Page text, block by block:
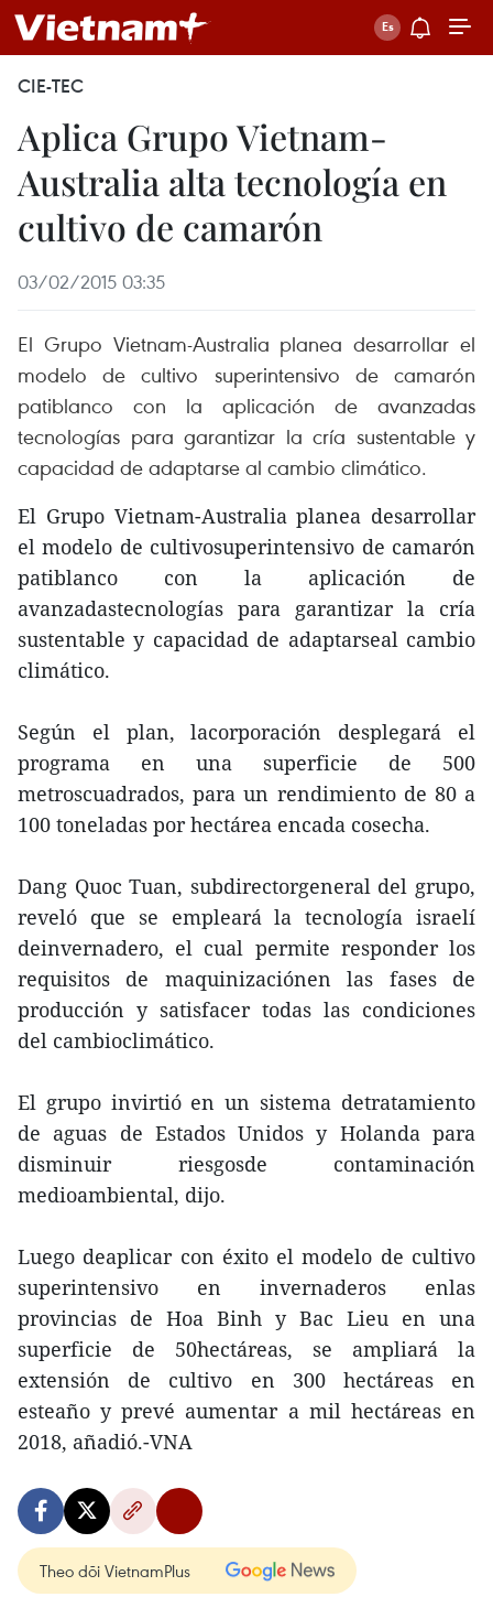
CIE-TEC
Aplica Grupo Vietnam-
Australia alta tecnología en
cultivo de camarón
03/02/2015 03:35
El Grupo Vietnam-Australia planea desarrollar el
modelo de cultivo superintensivo de camarón
patiblanco con la aplicación de avanzadas
tecnologías para garantizar la cría sustentable y
capacidad de adaptarse al cambio climático.
El Grupo Vietnam-Australia planea desarrollar
el modelo de cultivosuperintensivo de camarón
patiblanco con la aplicación de
avanzadastecnologías para garantizar la cría
sustentable y capacidad de adaptarseal cambio
climático.
Según el plan, lacorporación desplegará el
programa en una superficie de 500
metroscuadrados, para un rendimiento de 80 a
100 toneladas por hectárea encada cosecha.
Dang Quoc Tuan, subdirectorgeneral del grupo,
reveló que se empleará la tecnología israelí
deinvernadero, el cual permite responder los
requisitos de maquinizaciónen las fases de
producción y satisfacer todas las condiciones
del cambioclimático.
El grupo invirtió en un sistema detratamiento
de aguas de Estados Unidos y Holanda para
disminuir riesgosde contaminación
medioambiental, dijo.
Luego deaplicar con éxito el modelo de cultivo
superintensivo en invernaderos enlas
provincias de Hoa Binh y Bac Lieu en una
superficie de 50hectáreas, se ampliará la
extensión de cultivo en 300 hectáreas en
esteaño y prevé aumentar a mil hectáreas en
2018, añadió.-VNA
Theo dõi VietnamPlus